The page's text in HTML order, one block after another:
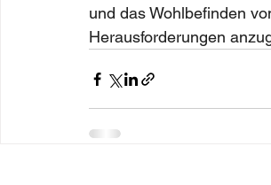
und das Wohlbefinden
Herausforderungen